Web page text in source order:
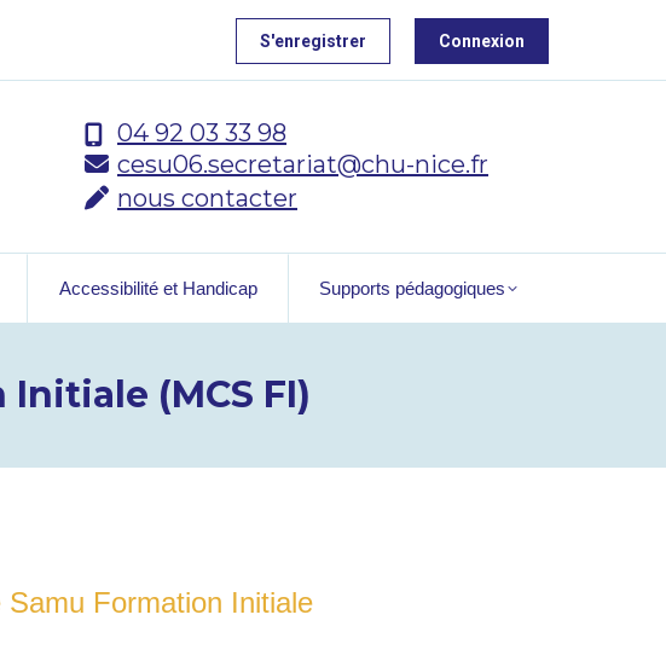
S'enregistrer Connexion
04 92 03 33 98
cesu06.secretariat@chu-nice.fr
nous contacter
Accessibilité et Handicap Supports pédagogiques
(MCS FI)
Formation Initiale